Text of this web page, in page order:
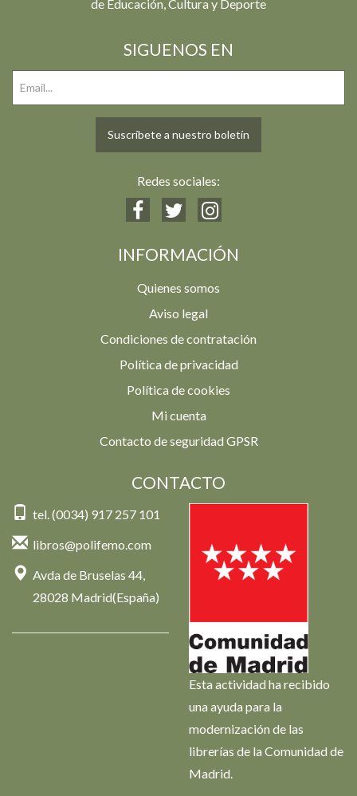
de Educación, Cultura y Deporte
SIGUENOS EN
Suscríbete a nuestro boletín
Redes sociales:
INFORMACIÓN
Quienes somos
Aviso legal
Condiciones de contratación
Política de privacidad
Política de cookies
Mi cuenta
Contacto de seguridad GPSR
CONTACTO
tel. (0034) 917 257 101
libros@polifemo.com
Avda de Bruselas 44,
28028 Madrid(España)
Esta actividad ha recibido
una ayuda para la
modernización de las
librerías de la Comunidad de
Madrid.